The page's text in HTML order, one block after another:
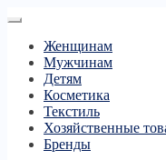
Женщинам
Мужчинам
Детям
Косметика
Текстиль
Хозяйственные
Бренды